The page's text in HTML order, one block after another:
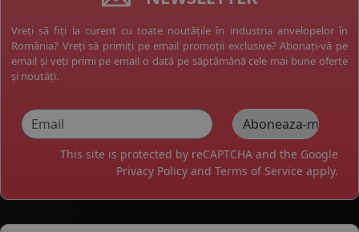
Vreți să fiți la curent cu toate noutățile în industria anvelopelor în
România? Vreți să primiți pe email promoții exclusive? Abonați-vă pe
email și veți primi pe email o dată pe săptămână cele mai bune oferte
și noutăți.
This site is protected by reCAPTCHA and the Google
Privacy Policy and Terms of Service apply.